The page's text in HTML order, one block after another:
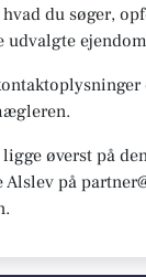
du søger,
udvalgte
øverst på
Alslev på